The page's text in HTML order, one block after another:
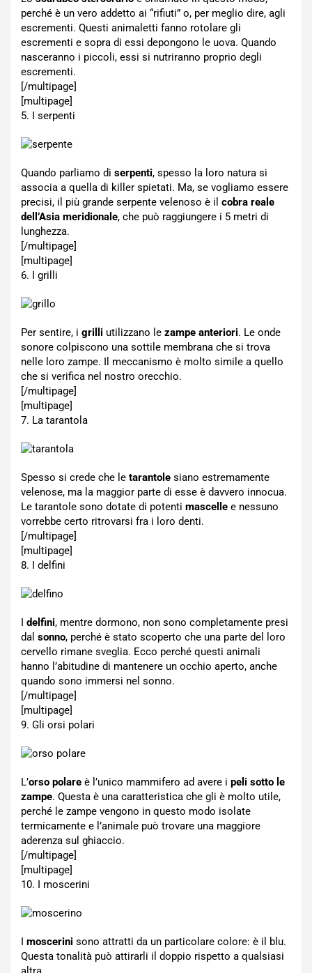
perché è un vero addetto ai “rifiuti” o, per meglio dire, agli
escrementi. Questi animaletti fanno rotolare gli
escrementi e sopra di essi depongono le uova. Quando
nasceranno i piccoli, essi si nutriranno proprio degli
escrementi.
[/multipage]
[multipage]
5. I serpenti
Quando parliamo di serpenti, spesso la loro natura si
associa a quella di killer spietati. Ma, se vogliamo essere
precisi, il più grande serpente velenoso è il cobra reale
dell’Asia meridionale, che può raggiungere i 5 metri di
lunghezza.
[/multipage]
[multipage]
6. I grilli
Per sentire, i grilli utilizzano le zampe anteriori. Le onde
sonore colpiscono una sottile membrana che si trova
nelle loro zampe. Il meccanismo è molto simile a quello
che si verifica nel nostro orecchio.
[/multipage]
[multipage]
7. La tarantola
Spesso si crede che le tarantole siano estremamente
velenose, ma la maggior parte di esse è davvero innocua.
Le tarantole sono dotate di potenti mascelle e nessuno
vorrebbe certo ritrovarsi fra i loro denti.
[/multipage]
[multipage]
8. I delfini
I delfini, mentre dormono, non sono completamente presi
dal sonno, perché è stato scoperto che una parte del loro
cervello rimane sveglia. Ecco perché questi animali
hanno l’abitudine di mantenere un occhio aperto, anche
quando sono immersi nel sonno.
[/multipage]
[multipage]
9. Gli orsi polari
L’orso polare è l’unico mammifero ad avere i peli sotto le
zampe. Questa è una caratteristica che gli è molto utile,
perché le zampe vengono in questo modo isolate
termicamente e l’animale può trovare una maggiore
aderenza sul ghiaccio.
[/multipage]
[multipage]
10. I moscerini
I moscerini sono attratti da un particolare colore: è il blu.
Questa tonalità può attirarli il doppio rispetto a qualsiasi